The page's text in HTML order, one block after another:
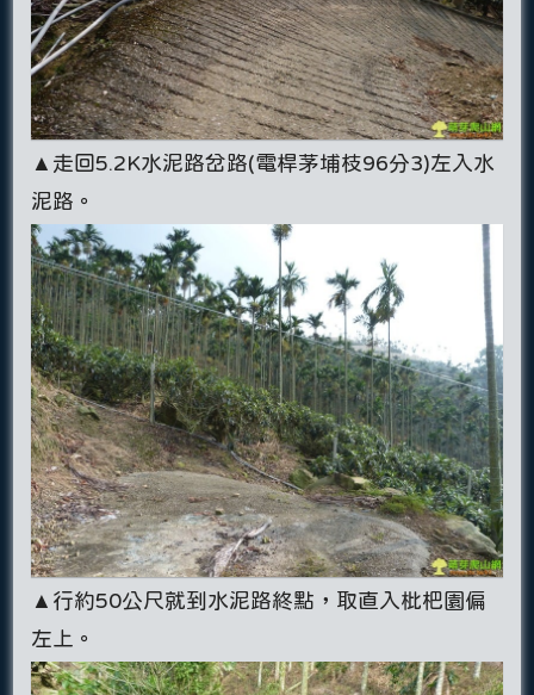
▲走回5.2K水泥路岔路(電桿茅埔枝96分3)左入水
泥路。
▲行約50公尺就到水泥路終點，取直入枇杷園偏
左上。